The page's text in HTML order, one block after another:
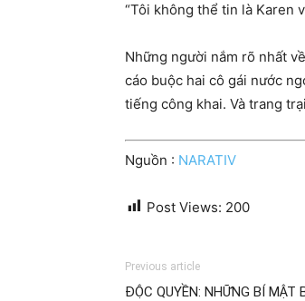
“Tôi không thể tin là Karen
Những người nắm rõ nhất
cáo buộc hai cô gái nước
tiếng công khai. Và trang
Nguồn : NARATIV
Post Views: 200
Previous article
ĐỘC QUYỀN: NHỮNG BÍ MẬT